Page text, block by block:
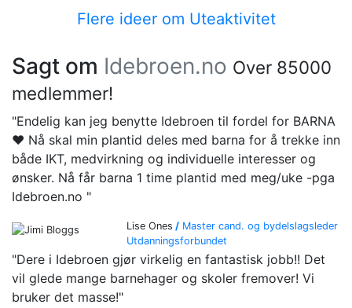
Flere ideer om Uteaktivitet
Sagt om Idebroen.no Over 85000
medlemmer!
"Endelig kan jeg benytte Idebroen til fordel for BARNA
❤️ Nå skal min plantid deles med barna for å trekke inn
både IKT, medvirkning og individuelle interesser og
ønsker. Nå får barna 1 time plantid med meg/uke -pga
Idebroen.no "
Lise Ones / Master cand. og bydelslagsleder
Utdanningsforbundet
"Dere i Idebroen gjør virkelig en fantastisk jobb!! Det
vil glede mange barnehager og skoler fremover! Vi
bruker det masse!"